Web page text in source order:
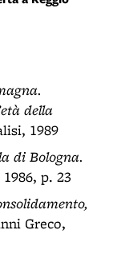
della
1989
di Bologna.
p. 23
Greco,